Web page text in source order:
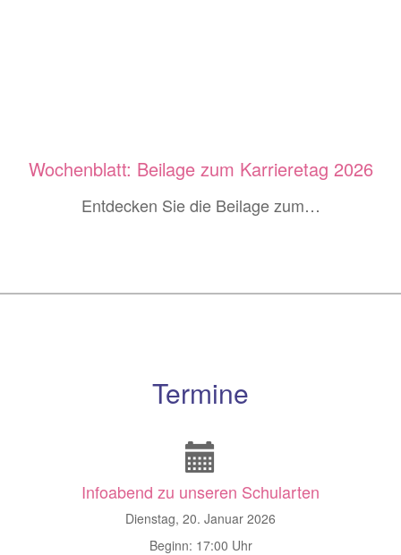
Wochenblatt: Beilage zum Karrieretag 2026
Entdecken Sie die Beilage zum…
Termine
Infoabend zu unseren Schularten
Dienstag, 20. Januar 2026
Beginn: 17:00 Uhr